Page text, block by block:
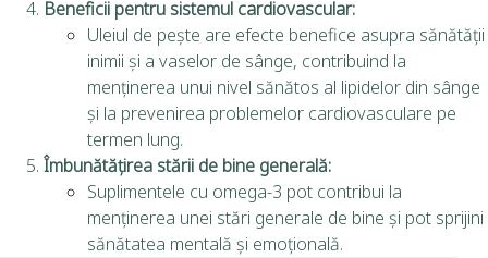
Beneficii pentru sistemul cardiovascular:
Uleiul de pește are efecte benefice asupra sănătății
inimii și a vaselor de sânge, contribuind la
menținerea unui nivel sănătos al lipidelor din sânge
și la prevenirea problemelor cardiovasculare pe
termen lung.
Îmbunătățirea stării de bine generală:
Suplimentele cu omega-3 pot contribui la
menținerea unei stări generale de bine și pot sprijini
sănătatea mentală și emoțională.